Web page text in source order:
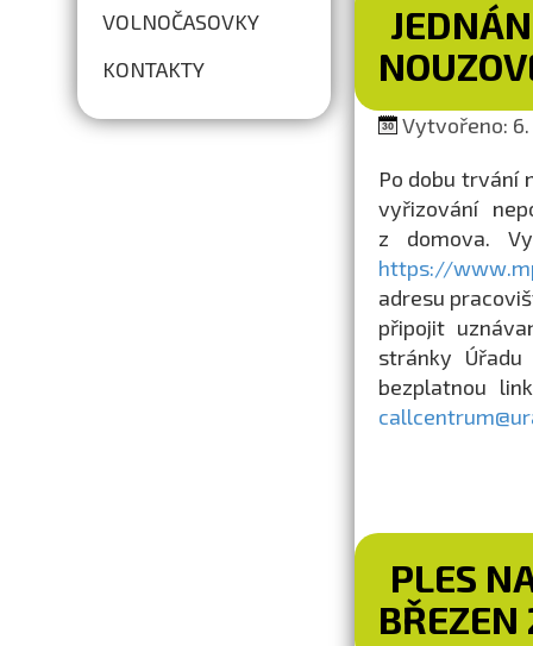
VOLNOČASOVKY
KONTAKTY
Vytvořeno: 6.
Po dobu trvání
vyřizování
z domova.
https://
adresu
připojit
stránky
bezplatnou
PLES